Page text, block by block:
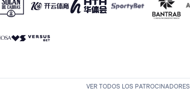
VER TODOS LOS PATROCINADORES